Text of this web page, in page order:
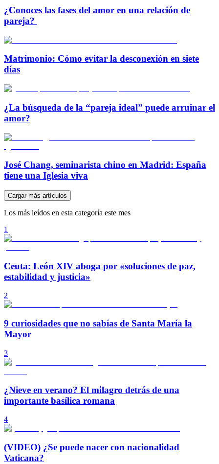
¿Conoces las fases del amor en una relación de
pareja?
Matrimonio: Cómo evitar la desconexión en siete
días
¿La búsqueda de la “pareja ideal” puede arruinar el
amor?
José Chang, seminarista chino en Madrid: España
tiene una Iglesia viva
Cargar más artículos
Los más leídos en esta categoría este mes
1
Ceuta: León XIV aboga por «soluciones de paz,
estabilidad y justicia»
2
9 curiosidades que no sabías de Santa María la
Mayor
3
¿Nieve en verano? El milagro detrás de una
importante basílica romana
4
(VIDEO) ¿Se puede nacer con nacionalidad
Vaticana?